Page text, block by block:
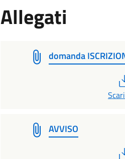
Allegati
domanda
AVVISO